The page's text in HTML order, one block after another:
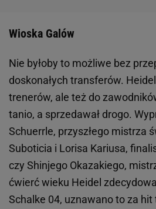
Wioska Galów
Nie byłoby to możliwe bez
doskonałych transferów.
trenerów, ale też do
tanio, a sprzedawał drogo.
Schuerrle, przyszłego mistrza
Suboticia i Lorisa Kariusa,
czy Shinjego Okazakiego,
ćwierć wieku Heidel
Schalke 04, uznawano to za